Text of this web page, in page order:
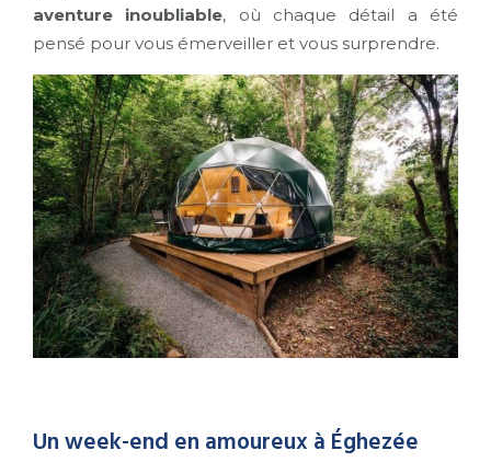
aventure inoubliable, où chaque détail a été
pensé pour vous émerveiller et vous surprendre.
Un week-end en amoureux à Éghezée